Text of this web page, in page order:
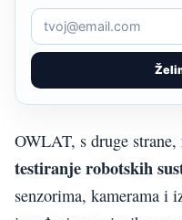
OWLAT, s druge strane,
testiranje robotskih
senzorima, kamerama i